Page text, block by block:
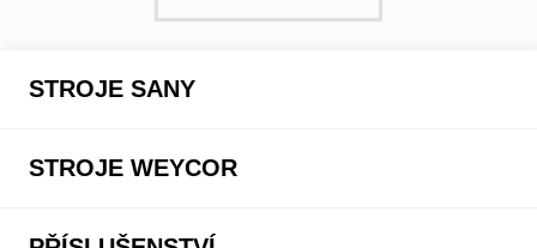
STROJE SANY
STROJE WEYCOR